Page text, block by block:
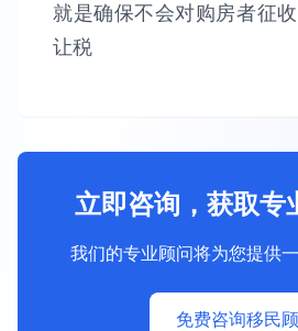
就是确保不会对购房者征
让税
立即咨询，获取专
我们的专业顾问将为您提供
免费咨询移民